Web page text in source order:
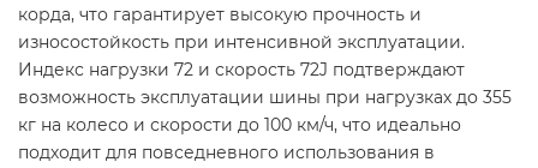
корда, что гарантирует высокую прочность и
износостойкость при интенсивной эксплуатации.
Индекс нагрузки 72 и скорость 72J подтверждают
возможность эксплуатации шины при нагрузках до 355
кг на колесо и скорости до 100 км/ч, что идеально
подходит для повседневного использования в